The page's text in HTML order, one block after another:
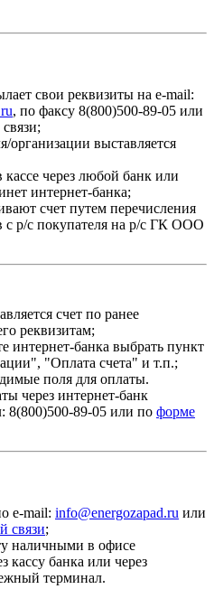
свои реквизиты на e-mail:
, по факсу 8(800)500-89-05 или
организации выставляется
кассе через любой банк или
интернет-банка;
счет путем перечисления
с р/с покупателя на р/с ГК ООО
счет по ранее
реквизитам;
интернет-банка выбрать пункт
"Оплата счета" и т.п.;
поля для оплаты.
через интернет-банк
8(800)500-89-05 или по форме
e-mail: info@energozapad.ru или
связи;
наличными в офисе
кассу банка или через
терминал.